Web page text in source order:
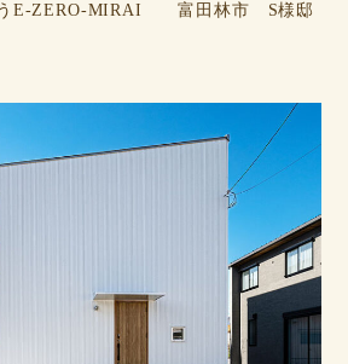
E-ZERO-MIRAI 富田林市 S様邸